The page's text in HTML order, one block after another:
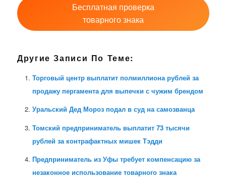
Бесплатная проверка
товарного знака
Другие Записи По Теме:
Торговый центр выплатит полмиллиона рублей за
продажу пергамента для выпечки с чужим брендом
Уральский Дед Мороз подал в суд на самозванца
Томский предприниматель выплатит 73 тысячи
рублей за контрафактных мишек Тэдди
Предприниматель из Уфы требует компенсацию за
незаконное использование товарного знака